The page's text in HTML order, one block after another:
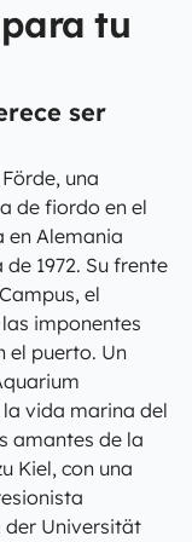
tu
ser
una
de fiordo en el
en Alemania
1972. Su frente
el
imponentes
el puerto. Un
la vida marina del
amantes de la
Kiel, con una
der Universität